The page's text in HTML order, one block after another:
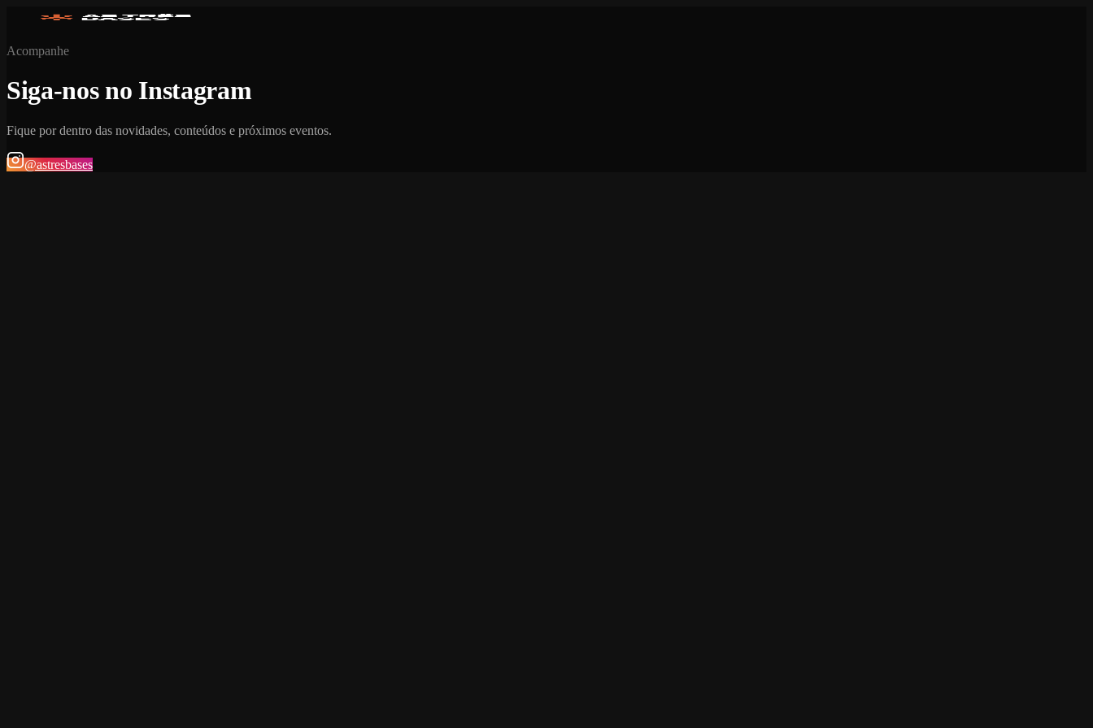
Acompanhe
Siga-nos no Instagram
Fique por dentro das novidades, conteúdos e próximos eventos.
@astresbases